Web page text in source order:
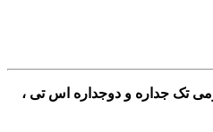
تک جداره و دوجداره اس تی ،